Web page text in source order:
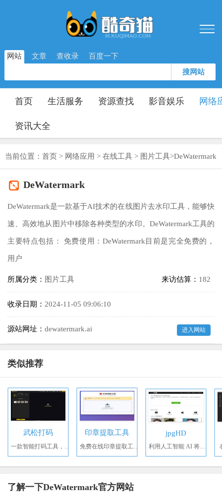
网站 文章 查收录 百度一下
搜网站
首页 生活服务 资源查找 影音娱乐 网络
资讯大全
当前位置： 首页 > 网络应用 > 在线工具 > 图片工具>DeWatermark
DeWatermark
DeWatermark是一款基于AI技术的在线图片去水印工具，能够快
速、高效地从图片中移除各种类型的水印。DeWatermark工具的
主要特点包括： 免费使用：DeWatermark目前是完全免费的，
用户
所属分类： 图片工具 来访估算： 182
收录日期： 2024-11-05 09:06:10
源站网址： dewatermark.ai 进入网站
类似推荐
武松打码 印章提取工具 jpgHD
了解一下DeWatermark官方网站